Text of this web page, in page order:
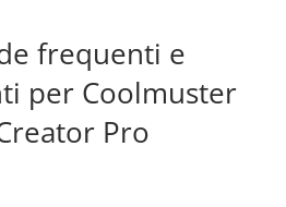
per Coolmuster
Pro